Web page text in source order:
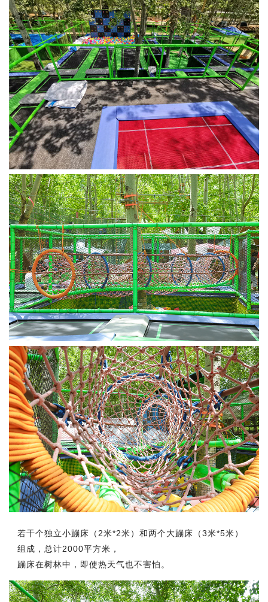
若干个独立小蹦床（2米*2米）和两个大蹦床（3米*5米）
组成，总计2000平方米，
蹦床在树林中，即使热天气也不害怕。